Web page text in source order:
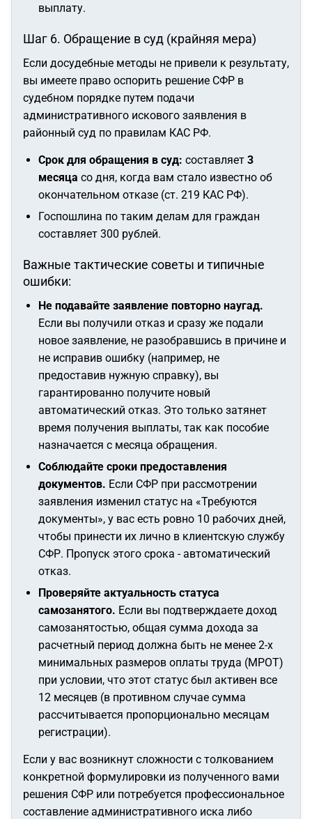
выплату.
Шаг 6. Обращение в суд (крайняя мера)
Если досудебные методы не привели к результату,
вы имеете право оспорить решение СФР в
судебном порядке путем подачи
административного искового заявления в
районный суд по правилам КАС РФ.
Срок для обращения в суд: составляет 3
месяца со дня, когда вам стало известно об
окончательном отказе (ст. 219 КАС РФ).
Госпошлина по таким делам для граждан
составляет 300 рублей.
Важные тактические советы и типичные
ошибки:
Не подавайте заявление повторно наугад.
Если вы получили отказ и сразу же подали
новое заявление, не разобравшись в причине и
не исправив ошибку (например, не
предоставив нужную справку), вы
гарантированно получите новый
автоматический отказ. Это только затянет
время получения выплаты, так как пособие
назначается с месяца обращения.
Соблюдайте сроки предоставления
документов. Если СФР при рассмотрении
заявления изменил статус на «Требуются
документы», у вас есть ровно 10 рабочих дней,
чтобы принести их лично в клиентскую службу
СФР. Пропуск этого срока - автоматический
отказ.
Проверяйте актуальность статуса
самозанятого. Если вы подтверждаете доход
самозанятостью, общая сумма дохода за
расчетный период должна быть не менее 2-х
минимальных размеров оплаты труда (МРОТ)
при условии, что этот статус был активен все
12 месяцев (в противном случае сумма
рассчитывается пропорционально месяцам
регистрации).
Если у вас возникнут сложности с толкованием
конкретной формулировки из полученного вами
решения СФР или потребуется профессиональное
составление административного иска либо